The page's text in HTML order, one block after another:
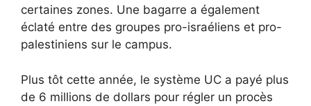
certaines zones. Une bagarre a également
éclaté entre des groupes pro-israéliens et pro-
palestiniens sur le campus.
Plus tôt cette année, le système UC a payé plus
de 6 millions de dollars pour régler un procès